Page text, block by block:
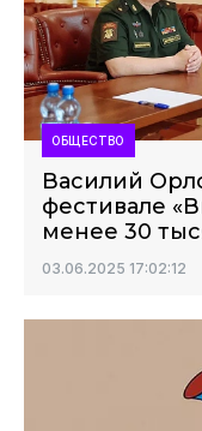
ОБЩЕСТВО
Василий
фестивале
менее 30
03.06.2025 17:02:12